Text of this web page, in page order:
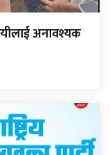
अनावश्यक